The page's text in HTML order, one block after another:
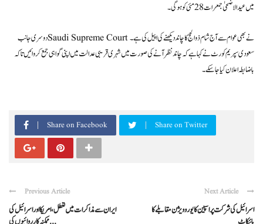
میں عیدالاضحیٰ جمعرات 28 مئی کو ہوگی۔
دوسری جانب Saudi Supreme Court نے بھی عوام سے آج شام ذوالحج کا چاند دیکھنے کی اپیل کی ہے۔
سعودی سپریم کورٹ نے کہا ہے کہ چاند نظر آنے کی صورت میں شہری قریبی عدالت میں اپنی گواہی جمع کروائیں تاکہ
باضابطہ اعلان کیا جا سکے۔
Share on Facebook Share on Twitter
Previous Article
ایران سے مذاکرات میں تعطل، امریکا اور اسرائیل کی
Next Article
اسرائیل کی شرکت پر اسپین کا یوروویژن مقابلے کا